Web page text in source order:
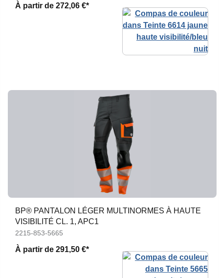
À partir de 272,06 €*
BP® PANTALON LÉGER MULTINORMES À HAUTE
VISIBILITÉ CL. 1, APC1
2215-853-5665
À partir de 291,50 €*